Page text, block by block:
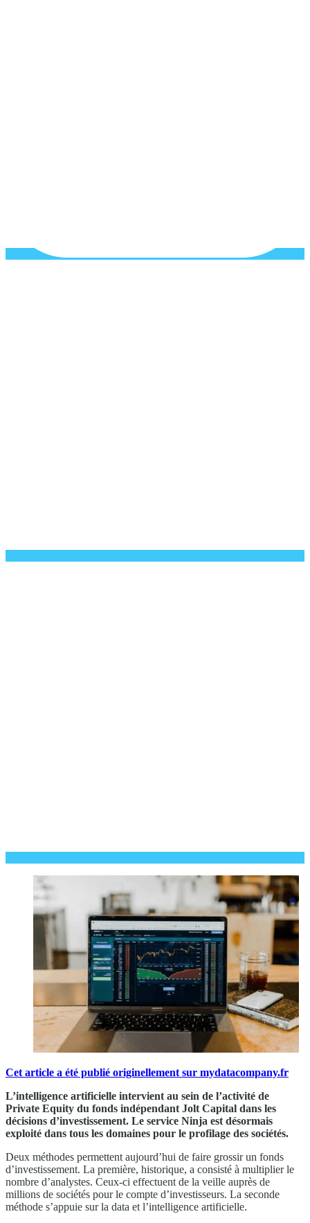
Cet article a été publié originellement sur mydatacompany.fr
L’intelligence artificielle intervient au sein de l’activité de
Private Equity du fonds indépendant Jolt Capital dans les
décisions d’investissement. Le service Ninja est désormais
exploité dans tous les domaines pour le profilage des sociétés.
Deux méthodes permettent aujourd’hui de faire grossir un fonds
d’investissement. La première, historique, a consisté à multiplier le
nombre d’analystes. Ceux-ci effectuent de la veille auprès de
millions de sociétés pour le compte d’investisseurs. La seconde
méthode s’appuie sur la data et l’intelligence artificielle.